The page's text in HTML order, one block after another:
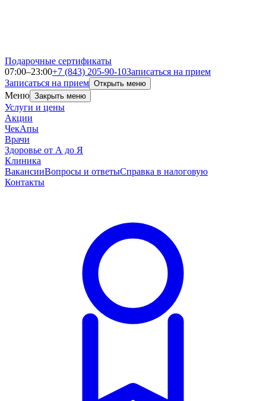
Подарочные сертификаты
07:00–23:00+7 (843) 205-90-10Записаться на прием
Записаться на прием Открыть меню
Меню Закрыть меню
Услуги и цены
Акции
ЧекАпы
Врачи
Здоровье от А до Я
Клиника
ВакансииВопросы и ответыСправка в налоговую
Контакты